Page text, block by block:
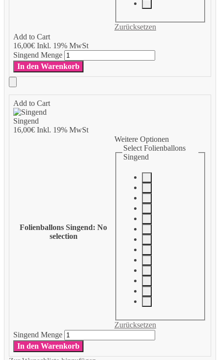
Add to Cart
16,00€Inkl. 19% MwSt
Zurücksetzen
Singend Menge
In den Warenkorb
Add to Cart
Singend
16,00€Inkl. 19% MwSt
Folienballons Singend: No
selection
Weitere Optionen
Select Folienballons
Singend
Zurücksetzen
Singend Menge
In den Warenkorb